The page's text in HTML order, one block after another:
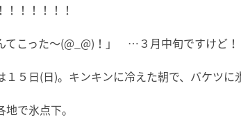
！！！！！！
てこった～(@_@)！」 …３月中旬ですけど！
１５日(日)。キンキンに冷えた朝で、バケツに
地で氷点下。